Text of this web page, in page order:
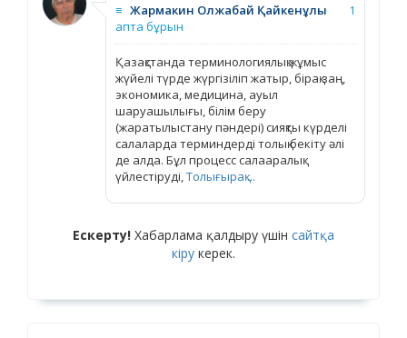
≡ Жармакин Олжабай Қайкенұлы
1
апта бұрын
Қазақстанда терминологиялық жұмыс
жүйелі түрде жүргізіліп жатыр, бірақ заң,
экономика, медицина, ауыл
шаруашылығы, білім беру
(жаратылыстану пәндері) сияқты күрделі
салаларда терминдерді толық бекіту әлі
де алда. Бұл процесс салааралық
үйлестіруді,Толығырақ ...
Ескерту! Хабарлама қалдыру үшін сайтқа
кіру керек.